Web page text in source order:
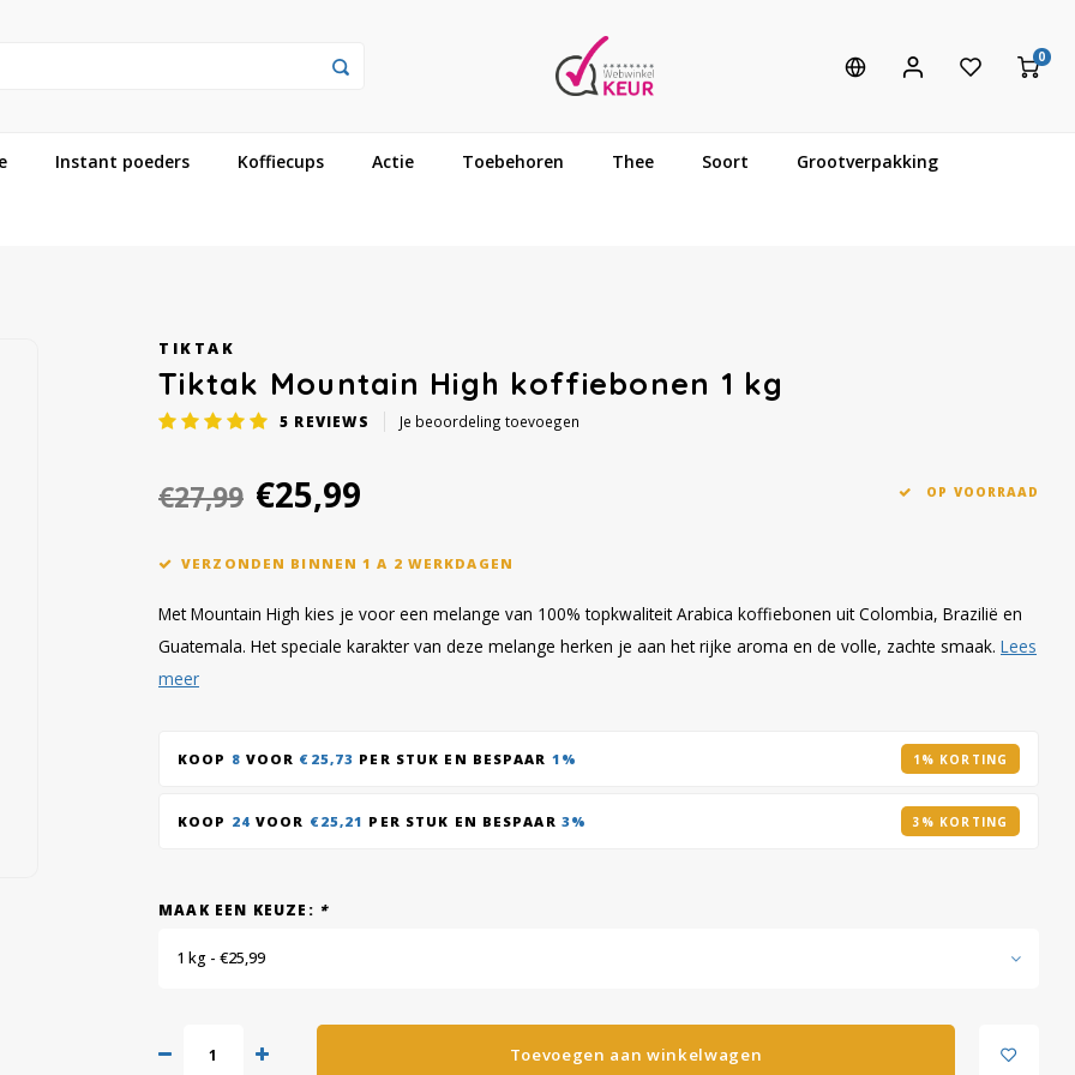
0
Instant poeders Koffiecups Actie Toebehoren Thee Soort Grootverpakking
TIKTAK
Tiktak Mountain High koffiebonen 1 kg
5 REVIEWS Je beoordeling toevoegen
€27,99 €25,99 OP VOORRAAD
VERZONDEN BINNEN 1 A 2 WERKDAGEN
Met Mountain High kies je voor een melange van 100% topkwaliteit Arabica koffiebonen uit Colombia, Brazilië en
Guatemala. Het speciale karakter van deze melange herken je aan het rijke aroma en de volle, zachte smaak. Lees
meer
KOOP 8 VOOR €25,73 PER STUK EN BESPAAR 1% 1% KORTING
KOOP 24 VOOR €25,21 PER STUK EN BESPAAR 3% 3% KORTING
MAAK EEN KEUZE: *
1 kg - €25,99
Toevoegen aan winkelwagen